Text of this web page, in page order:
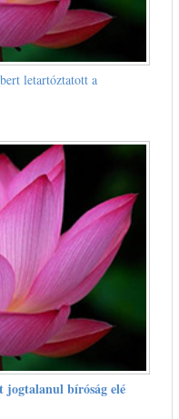
letartóztatott a
bíróság elé